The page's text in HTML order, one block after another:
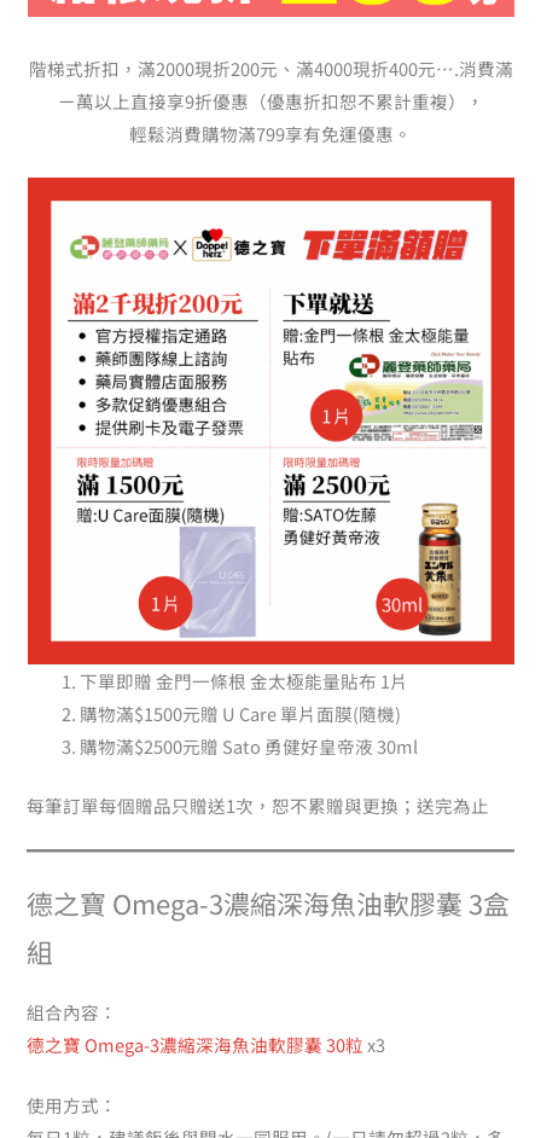
階梯式折扣，滿2000現折200元、滿4000現折400元….消費滿
ㄧ萬以上直接享9折優惠（優惠折扣恕不累計重複），
輕鬆消費購物滿799享有免運優惠。
下單即贈 金門一條根 金太極能量貼布 1片
購物滿$1500元贈 U Care 單片面膜(隨機)
購物滿$2500元贈 Sato 勇健好皇帝液 30ml
每筆訂單每個贈品只贈送1次，恕不累贈與更換；送完為止
德之寶 Omega-3濃縮深海魚油軟膠囊 3盒
組
組合內容：
德之寶 Omega-3濃縮深海魚油軟膠囊 30粒x3
使用方式：